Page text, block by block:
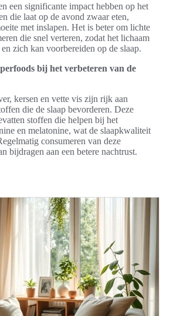
een significante impact hebben op het
die laat op de avond zwaar eten,
met inslapen. Het is beter om lichte
die snel verteren, zodat het lichaam
zich kan voorbereiden op de slaap.
bij het verbeteren van de
kersen en vette vis zijn rijk aan
die de slaap bevorderen. Deze
stoffen die helpen bij het
en melatonine, wat de slaapkwaliteit
consumeren van deze
bijdragen aan een betere nachtrust.